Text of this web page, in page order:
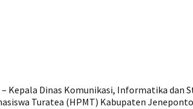
– Kepala Dinas Komunikasi, Informatika dan
Turatea (HPMT) Kabupaten